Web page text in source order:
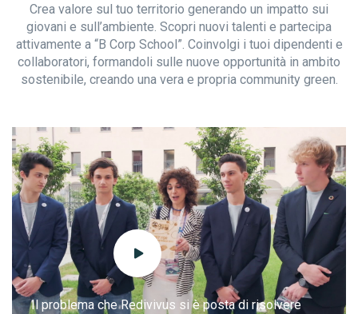
Crea valore sul tuo territorio generando un impatto sui
giovani e sull’ambiente. Scopri nuovi talenti e partecipa
attivamente a “B Corp School”. Coinvolgi i tuoi dipendenti e
collaboratori, formandoli sulle nuove opportunità in ambito
sostenibile, creando una vera e propria community green.
Play video
Il problema che Redivivus si è posta di risolvere